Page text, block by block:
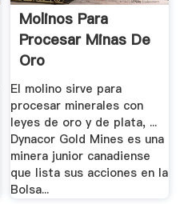
Molinos Para
Procesar Minas De
Oro
El molino sirve para
procesar minerales con
leyes de oro y de plata, ...
Dynacor Gold Mines es una
minera junior canadiense
que lista sus acciones en la
Bolsa...